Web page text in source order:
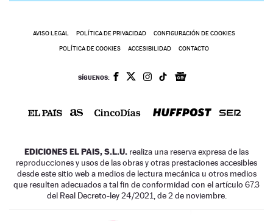
AVISO LEGAL POLÍTICA DE PRIVACIDAD CONFIGURACIÓN DE COOKIES
POLÍTICA DE COOKIES ACCESIBILIDAD CONTACTO
SÍGUENOS:
EDICIONES EL PAIS, S.L.U. realiza una reserva expresa de las
reproducciones y usos de las obras y otras prestaciones accesibles
desde este sitio web a medios de lectura mecánica u otros medios
que resulten adecuados a tal fin de conformidad con el artículo 67.3
del Real Decreto-ley 24/2021, de 2 de noviembre.